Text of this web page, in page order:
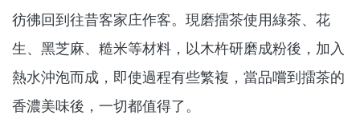
彷彿回到往昔客家庄作客。現磨擂茶使用綠茶、花
生、黑芝麻、糙米等材料，以木杵研磨成粉後，加入
熱水沖泡而成，即使過程有些繁複，當品嚐到擂茶的
香濃美味後，一切都值得了。